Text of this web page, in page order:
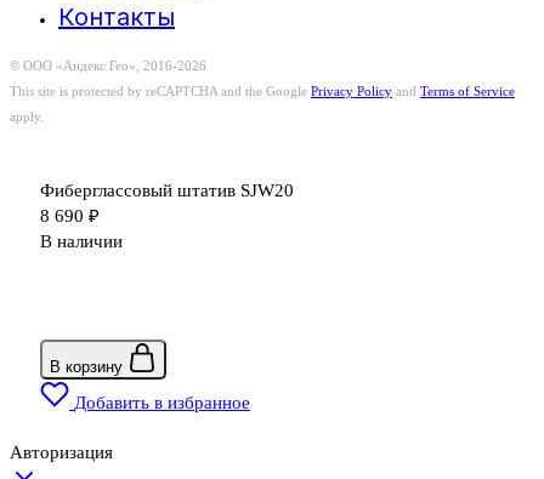
Контакты
© ООО «Андекс Гео», 2016-2026
This site is protected by reCAPTCHA and the Google Privacy Policy and Terms of Service
apply.
Фиберглассовый штатив SJW20
8 690 ₽
В наличии
В корзину
Добавить в избранное
Авторизация